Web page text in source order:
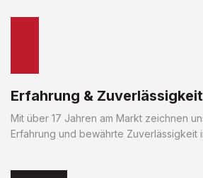
Erfahrung & Zuverlässigkeit
Mit über 17 Jahren am Markt zeichnen
Erfahrung und bewährte Zuverlässigkeit